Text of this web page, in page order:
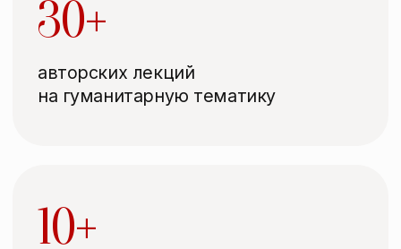
В партнёрстве со мной вы можете
рассчитывать на системный и глубокий
Преподаватели,
менеджеры и лидеры
в образовании, HR и T&D